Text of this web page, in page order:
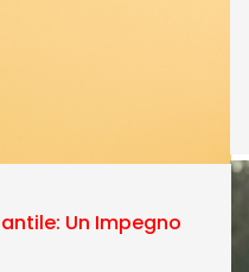
Un Impegno